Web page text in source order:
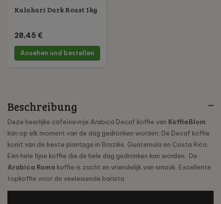
Beschreibung
Deze heerlijke cafeïnevrije Arabica Decaf koffie van KoffieBlom
kan op elk moment van de dag gedronken worden. De Decaf koffie
komt van de beste plantage in Brazilie, Guatemala en Costa Rica.
Een hele fijne koffie die de hele dag gedronken kan worden. De
Arabica Roma koffie is zacht en vriendelijk van smaak. Excellente
topkoffie voor de veeleisende barista.
Kalahari Dark Roast 1kg
28,45 €
Ansehen und bestellen